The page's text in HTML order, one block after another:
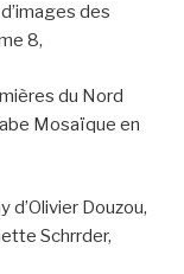
des
8,
du Nord
Mosaïque en
d’Olivier Douzou,
Schrrder,